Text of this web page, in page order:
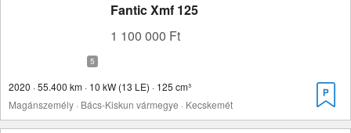
Fantic Xmf 125
1 100 000 Ft
2020 · 55.400 km · 10 kW (13 LE) · 125 cm³
Magánszemély · Bács-Kiskun vármegye · Kecskemét